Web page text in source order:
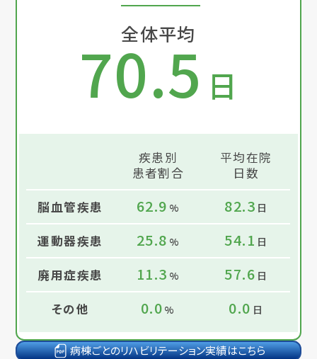
全体平均
70.5 日
疾患別
患者割合
平均在院
日数
脳血管疾患
62.9 % 82.3 日
運動器疾患 25.8 % 54.1 日
廃用症疾患 11.3 % 57.6 日
その他 0.0 % 0.0 日
病棟ごとのリハビリテーション実績はこちら